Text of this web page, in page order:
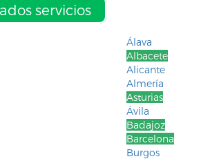
servicios
Álava
Albacete
Alicante
Almería
Asturias
Ávila
Badajoz
Barcelona
Burgos